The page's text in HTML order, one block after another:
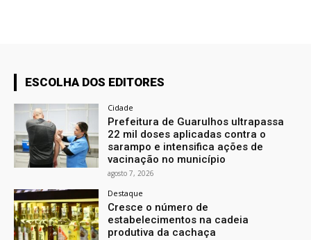
ESCOLHA DOS EDITORES
Cidade
Prefeitura de Guarulhos ultrapassa
22 mil doses aplicadas contra o
sarampo e intensifica ações de
vacinação no município
agosto 7, 2026
Destaque
Cresce o número de
estabelecimentos na cadeia
produtiva da cachaça